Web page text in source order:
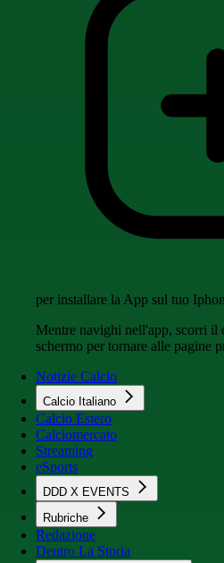
per installare la App sul tuo
Mentre navighi nell'app, scorri il
schermo per tornare alle pagine
Notizie Calcio
Calcio Italiano
Calcio Estero
Calciomercato
Streaming
eSports
DDD X EVENTS
Rubriche
Redazione
Dentro La Storia